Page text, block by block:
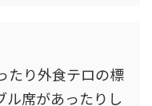
たり外食テロの標
ル席があったりし